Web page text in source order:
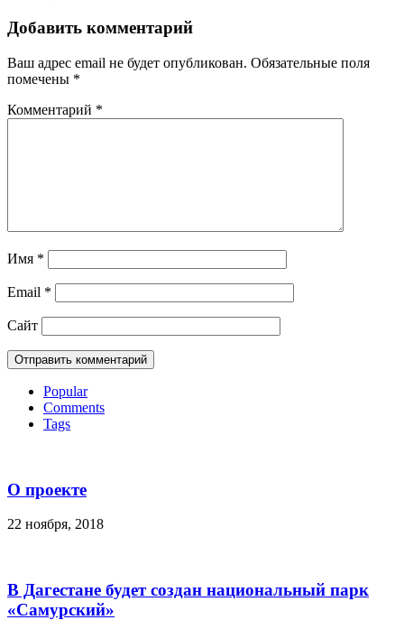
Добавить комментарий
Ваш адрес email не будет опубликован. Обязательные поля
помечены *
Комментарий *
Имя *
Email *
Сайт
Popular
Comments
Tags
О проекте
22 ноября, 2018
В Дагестане будет создан национальный парк
«Самурский»